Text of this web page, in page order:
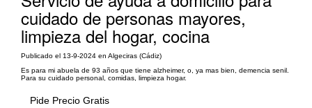
cuidado de personas mayores,
limpieza del hogar, cocina
Publicado el 13-9-2024 en Algeciras (Cádiz)
Es para mi abuela de 93 años que tiene alzheimer, o, ya mas bien, demencia senil.
Para su cuidado personal, comidas, limpieza hogar.
Pide Precio Gratis